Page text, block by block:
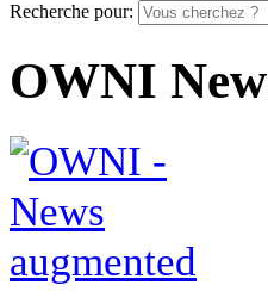
Recherche pour:
OWNI